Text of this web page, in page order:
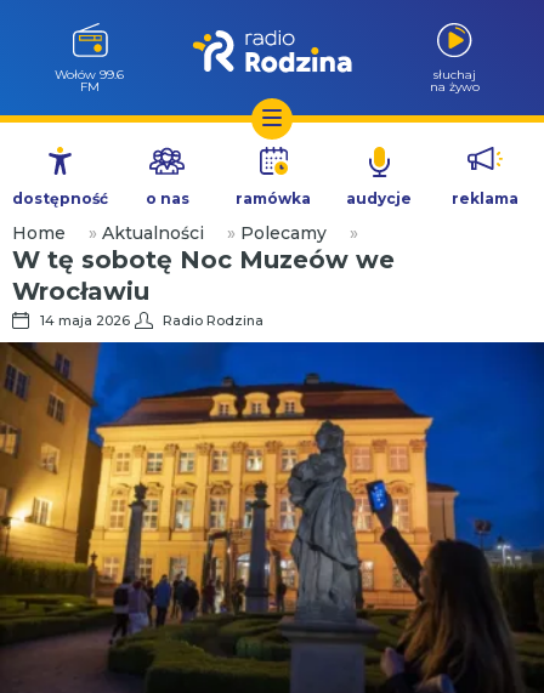
Przejdź
treści
Wołów 99.6
FM
słuchaj
na żywo
dostępność o nas ramówka audycje reklama
Home » Aktualności » Polecamy »
W tę sobotę Noc Muzeów we
Wrocławiu
14 maja 2026 Radio Rodzina